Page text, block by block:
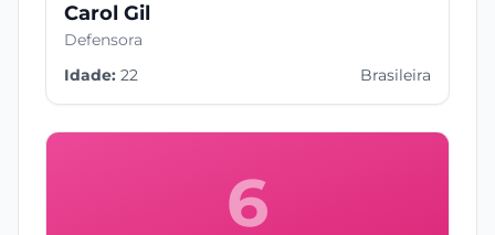
Carol Gil
Defensora
Idade: 22 Brasileira
6